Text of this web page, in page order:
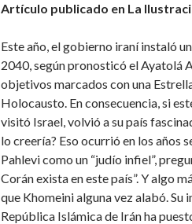
Artículo publicado en La
Este año, el gobierno iraní instaló
2040, según pronosticó el Ayatolá
objetivos marcados con una
Holocausto. En consecuencia, si
visitó Israel, volvió a su país
lo creería? Eso ocurrió en los años
Pahlevi como un “judío infiel”,
Corán exista en este país”. Y algo
que Khomeini alguna vez alabó.
República Islámica de Irán ha